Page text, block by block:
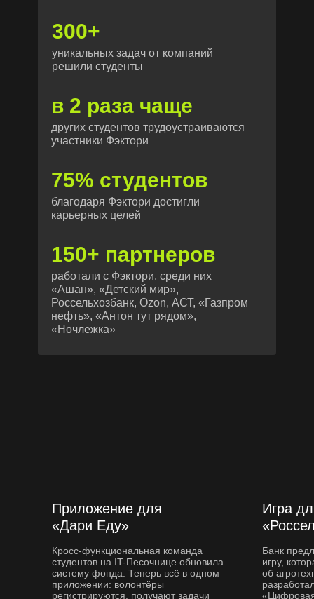
уникальных задач от компаний
решили студенты
300+
150+ партнеров
работали с Фэктори, среди них
«Ашан», «Детский мир»,
Россельхозбанк, Ozon, АСТ, «Газпром
нефть», «Антон тут рядом»,
«Ночлежка»
благодаря Фэктори достигли
карьерных целей
75% студентов
в 2 раза чаще
других студентов трудоустраиваются
участники Фэктори
Банк
игру,
об
Игра
Кросс-функциональная команда
студентов на IT-Песочнице обновила
систему фонда. Теперь всё в одном
приложении: волонтёры
регистрируются, получают задачи
Приложение для
«Дари Еду»